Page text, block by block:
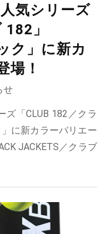
人気シリーズ
」
ク」に新カ
場！
せ
ズ「CLUB 182／クラ
に新カラーバリエー
JACKETS／クラブ